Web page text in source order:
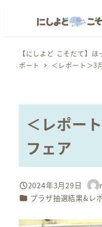
【にしよど こそだて】ほ
ポート
＜レポート＞3
＜レポー
フェア
投稿日
2024年3月29日
著
者
カテゴリー
プラザ抽選結果&レ